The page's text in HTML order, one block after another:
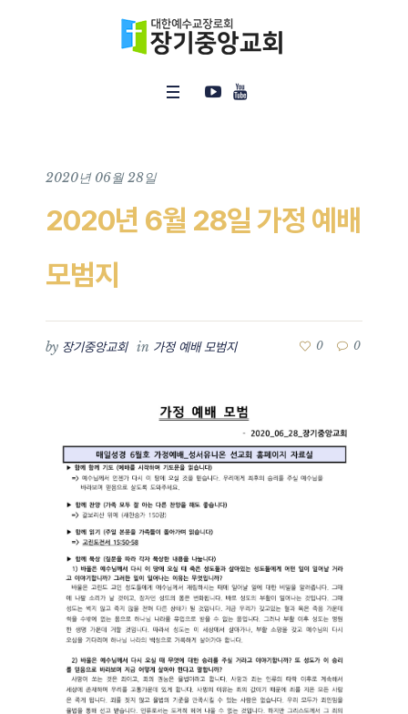
2020년 06월 28일
2020년 6월 28일 가정 예배
모범지
by 장기중앙교회 in 가정 예배 모범지 0 0